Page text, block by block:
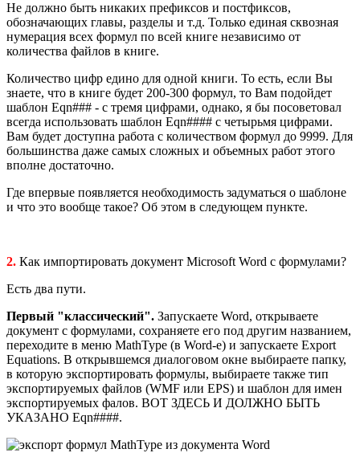
Не должно быть никаких префиксов и постфиксов,
обозначающих главы, разделы и т.д. Только единая сквозная
нумерация всех формул по всей книге независимо от
количества файлов в книге.
Количество цифр едино для одной книги. То есть, если Вы
знаете, что в книге будет 200-300 формул, то Вам подойдет
шаблон Eqn### - с тремя цифрами, однако, я бы посоветовал
всегда использовать шаблон Eqn#### с четырьмя цифрами.
Вам будет доступна работа с количеством формул до 9999. Для
большинства даже самых сложных и объемных работ этого
вполне достаточно.
Где впервые появляется необходимость задуматься о шаблоне
и что это вообще такое? Об этом в следующем пункте.
2. Как импортировать документ Microsoft Word c формулами?
Есть два пути.
Первый "классический". Запускаете Word, открываете
документ с формулами, сохраняете его под другим названием,
переходите в меню MathType (в Word-е) и запускаете Export
Equations. В открывшемся диалоговом окне выбираете папку,
в которую экспортировать формулы, выбираете также тип
экспортируемых файлов (WMF или EPS) и шаблон для имен
экспортируемых фалов. ВОТ ЗДЕСЬ И ДОЛЖНО БЫТЬ
УКАЗАНО Eqn####.